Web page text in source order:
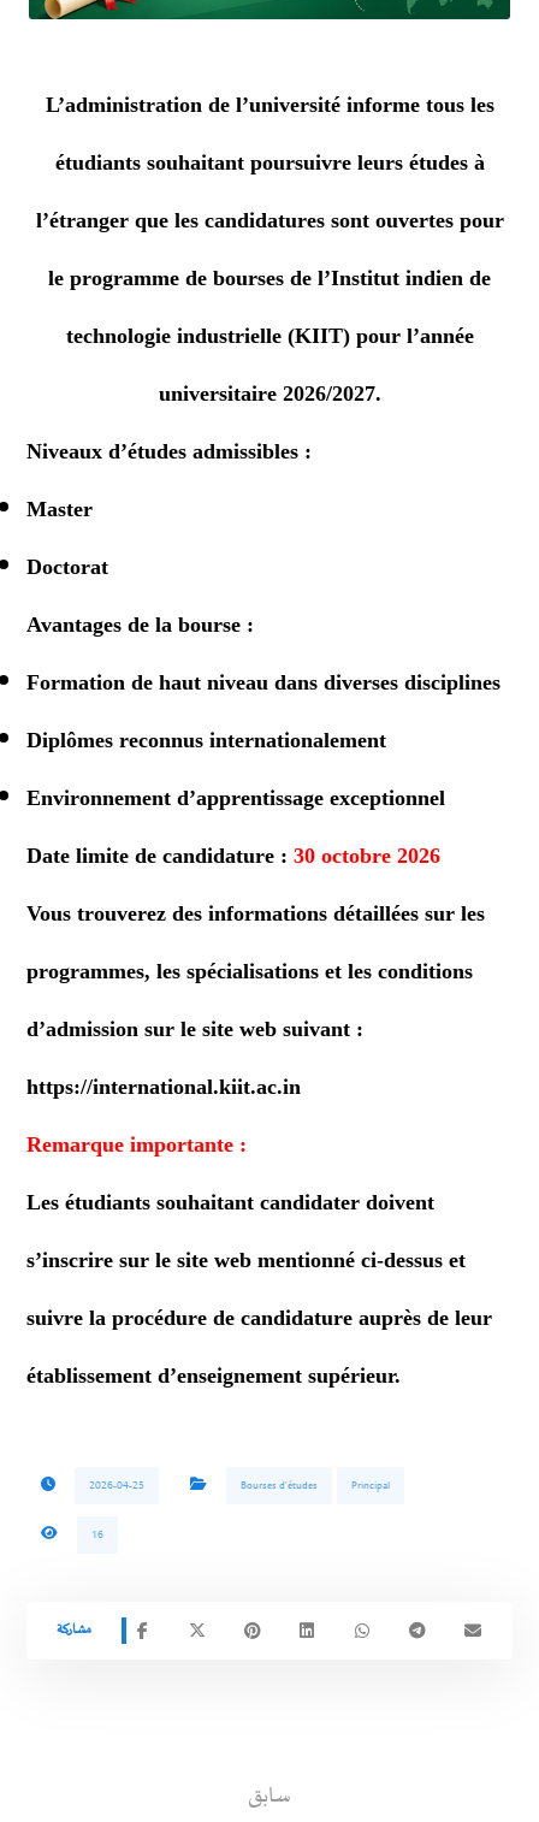
L’administration de l’université informe tous les
étudiants souhaitant poursuivre leurs études à
l’étranger que les candidatures sont ouvertes pour
le programme de bourses de l’Institut indien de
technologie industrielle (KIIT)pour l’année
universitaire2026/2027.
Niveaux d’études admissibles :
Master
Doctorat
Avantages de la bourse :
Formation de haut niveau dans diverses disciplines
Diplômes reconnus internationalement
Environnement d’apprentissage exceptionnel
Date limite de candidature :30 octobre 2026
Vous trouverez des informations détaillées sur les
programmes, les spécialisations et les conditions
d’admission sur le site web suivant :
https://international.kiit.ac.in
Remarque importante :
Les étudiants souhaitant candidater doivent
s’inscrire sur le site web mentionné ci-dessus et
suivre la procédure de candidature auprès de leur
établissement d’enseignement supérieur.
2026-04-25 Bourses d'études Principal
16
سابق